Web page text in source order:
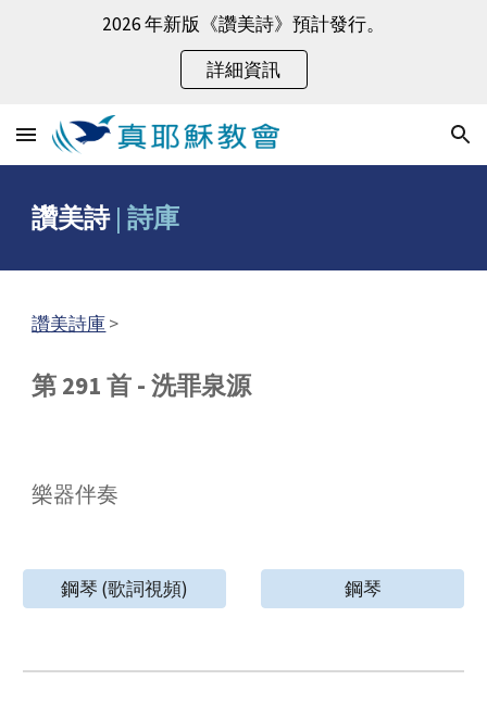
Skip to navigation
2026 年新版《讚美詩》預計發行。
詳細資訊
讚美詩|詩庫
讚美詩庫>
第 291 首 - 洗罪泉源
樂器伴奏
鋼琴 (歌詞視頻) 鋼琴